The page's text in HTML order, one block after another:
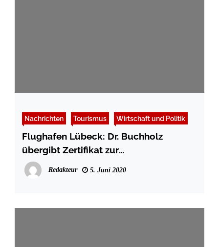
Nachrichten Tourismus Wirtschaft und Politik
Flughafen Lübeck: Dr. Buchholz
übergibt Zertifikat zur
Wiederaufnahme des Flugbetriebs
Redakteur 5. Juni 2020